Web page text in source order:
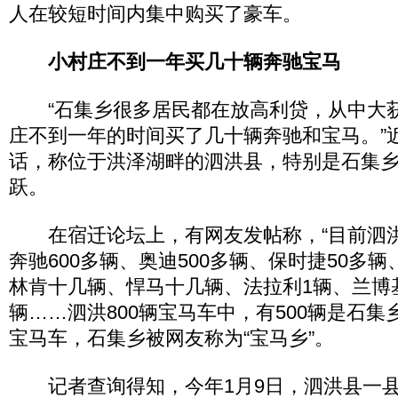
人在较短时间内集中购买了豪车。
小村庄不到一年买几十辆奔驰宝马
“石集乡很多居民都在放高利贷，从中大
庄不到一年的时间买了几十辆奔驰和宝马。”
话，称位于洪泽湖畔的泗洪县，特别是石集
跃。
在宿迁论坛上，有网友发帖称，“目前泗
奔驰600多辆、奥迪500多辆、保时捷50多辆
林肯十几辆、悍马十几辆、法拉利1辆、兰
辆……泗洪800辆宝马车中，有500辆是石集
宝马车，石集乡被网友称为“宝马乡”。
记者查询得知，今年1月9日，泗洪县一